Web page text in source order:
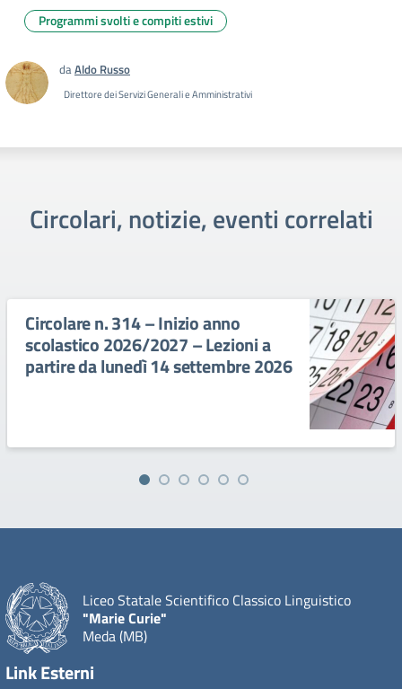
Programmi svolti e compiti estivi
daAldo Russo
Direttore dei Servizi Generali e Amministrativi
Circolari, notizie, eventi correlati
Circolare n. 314 – Inizio anno
scolastico 2026/2027 – Lezioni a
partire da lunedì 14 settembre 2026
Liceo Statale Scientifico Classico Linguistico
"Marie Curie"
Meda (MB)
Link Esterni